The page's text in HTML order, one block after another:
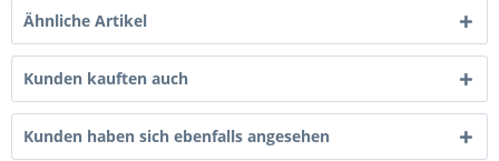
Ähnliche Artikel
Kunden kauften auch
Kunden haben sich ebenfalls angesehen